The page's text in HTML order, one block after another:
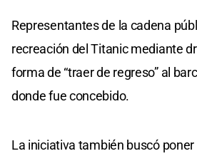
Representantes de la cadena
recreación del Titanic mediante
forma de “traer de regreso” al
donde fue concebido.
La iniciativa también buscó